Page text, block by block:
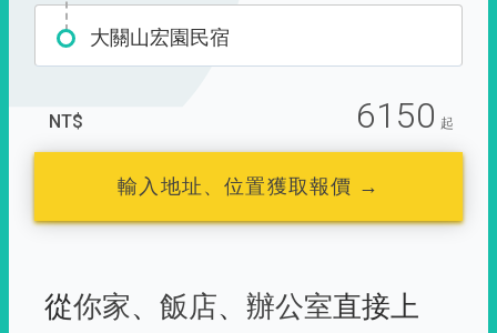
大關山宏園民宿
NT$ 6150 起
輸入地址、位置獲取報價 →
從你家、 飯店、 辦公室直接上